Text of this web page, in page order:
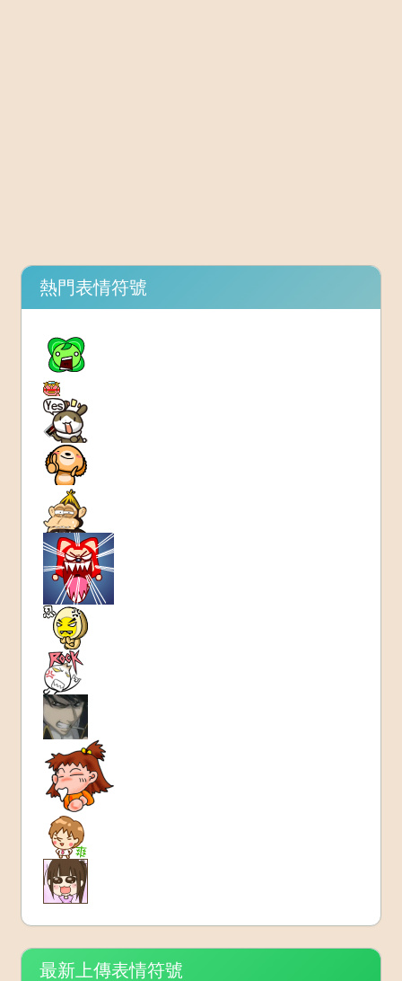
熱門表情符號
最新上傳表情符號